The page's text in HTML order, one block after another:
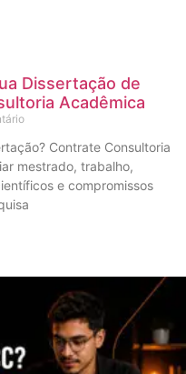
Dissertação de
Acadêmica
Contrate Consultoria
mestrado, trabalho,
e compromissos